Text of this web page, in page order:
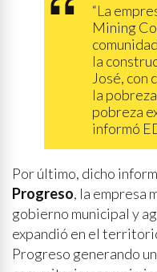
“La
Mining
la
José, con
la
pobreza
informó
Por último, dicho
Progreso, la empresa
gobierno municipal y
expandió en el
Progreso generando